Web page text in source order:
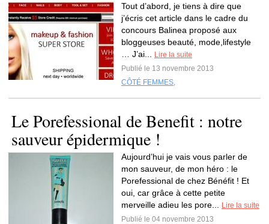
Tout d’abord, je tiens à dire que
j’écris cet article dans le cadre du
concours Balinea proposé aux
bloggeuses beauté, mode,lifestyle
… J’ai...
Lire la suite
Publié le 13 novembre 2013
CÔTÉ FEMMES,
Le Porefessional de Benefit : notre
sauveur épidermique !
Aujourd’hui je vais vous parler de
mon sauveur, de mon héro : le
Porefessional de chez Bénéfit ! Et
oui, car grâce à cette petite
merveille adieu les pore...
Lire la suite
Publié le 04 novembre 2013